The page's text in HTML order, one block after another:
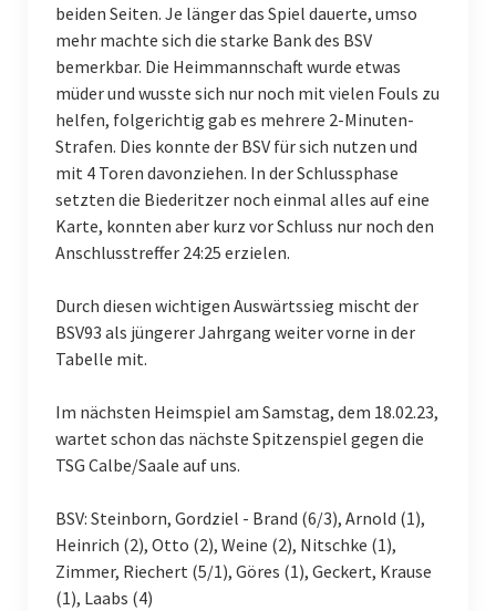
Weibliche C-Jugend
Weibliche D-Jugend
Kindersport
Unsere Sponsoren
Sporthallen
Gymnastik
Fußball
Ferienfreizeiten
beiden Seiten. Je länger das Spiel dauerte, umso
mehr machte sich die starke Bank des BSV
bemerkbar. Die Heimmannschaft wurde etwas
müder und wusste sich nur noch mit vielen Fouls zu
helfen, folgerichtig gab es mehrere 2-Minuten-
Strafen. Dies konnte der BSV für sich nutzen und
mit 4 Toren davonziehen. In der Schlussphase
setzten die Biederitzer noch einmal alles auf eine
Karte, konnten aber kurz vor Schluss nur noch den
Anschlusstreffer 24:25 erzielen.
Durch diesen wichtigen Auswärtssieg mischt der
BSV93 als jüngerer Jahrgang weiter vorne in der
Tabelle mit.
Im nächsten Heimspiel am Samstag, dem 18.02.23,
wartet schon das nächste Spitzenspiel gegen die
TSG Calbe/Saale auf uns.
BSV: Steinborn, Gordziel - Brand (6/3), Arnold (1),
Heinrich (2), Otto (2), Weine (2), Nitschke (1),
Zimmer, Riechert (5/1), Göres (1), Geckert, Krause
(1), Laabs (4)